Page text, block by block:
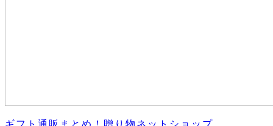
ギフト通販まとめ！贈り物ネットショップ